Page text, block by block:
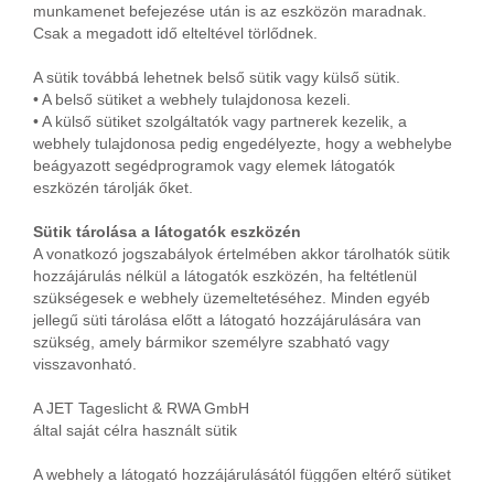
munkamenet befejezése után is az eszközön maradnak.
Csak a megadott idő elteltével törlődnek.
A sütik továbbá lehetnek belső sütik vagy külső sütik.
• A belső sütiket a webhely tulajdonosa kezeli.
• A külső sütiket szolgáltatók vagy partnerek kezelik, a
webhely tulajdonosa pedig engedélyezte, hogy a webhelybe
beágyazott segédprogramok vagy elemek látogatók
eszközén tárolják őket.
Sütik tárolása a látogatók eszközén
A vonatkozó jogszabályok értelmében akkor tárolhatók sütik
hozzájárulás nélkül a látogatók eszközén, ha feltétlenül
szükségesek e webhely üzemeltetéséhez. Minden egyéb
jellegű süti tárolása előtt a látogató hozzájárulására van
szükség, amely bármikor személyre szabható vagy
visszavonható.
A JET Tageslicht & RWA GmbH
által saját célra használt sütik
A webhely a látogató hozzájárulásától függően eltérő sütiket